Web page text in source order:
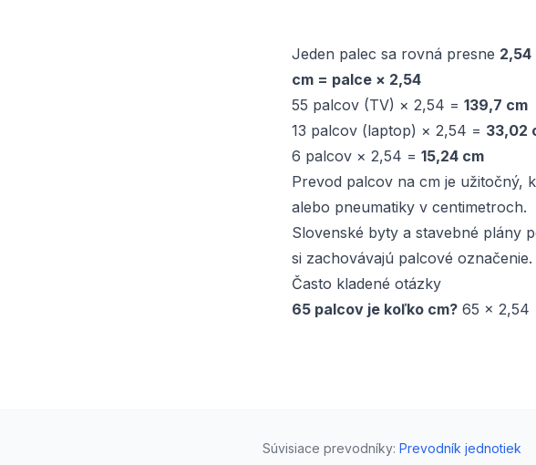
Jeden palec sa rovná presne
cm = palce × 2,54
55 palcov (TV) × 2,54 = 139,7 cm
13 palcov (laptop) × 2,54 = 33,02
6 palcov × 2,54 = 15,24 cm
Prevod palcov na cm je užitočný,
alebo pneumatiky v centimetroch.
Slovenské byty a stavebné plány
si zachovávajú palcové
Často kladené otázky
65 palcov je koľko cm? 65 × 2,54
Súvisiace prevodníky: Prevodník jednotiek